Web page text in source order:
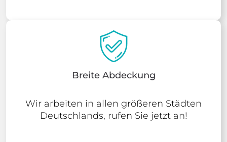
Breite Abdeckung
Wir arbeiten in allen größeren Städten
Deutschlands, rufen Sie jetzt an!